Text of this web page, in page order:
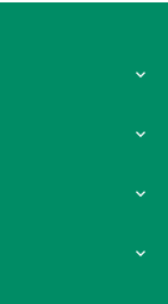



